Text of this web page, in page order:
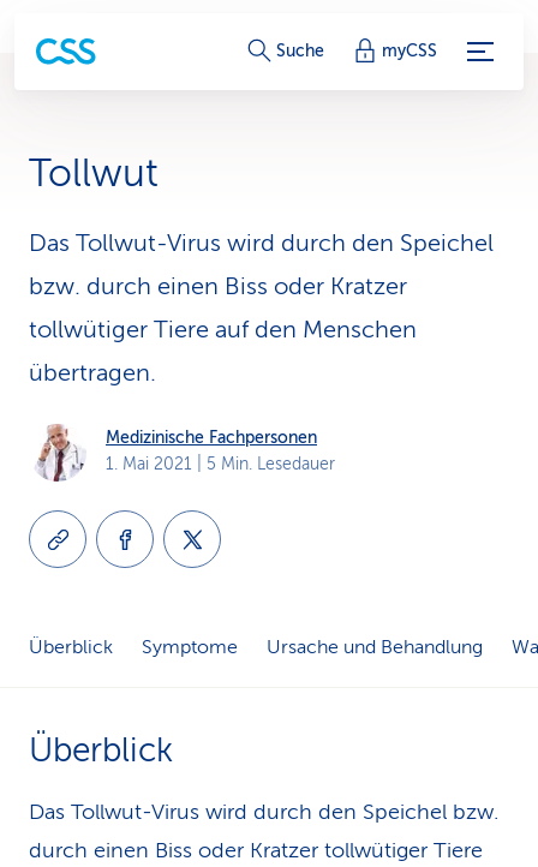
S
i
c
e
L
i
Suche myCSS
Tollwut
Das Tollwut-Virus wird durch den Speichel
bzw. durch einen Biss oder Kratzer
tollwütiger Tiere auf den Menschen
übertragen.
Medizinische Fachpersonen
1. Mai 2021 | 5 Min. Lesedauer
Überblick Symptome Ursache und Behandlung
Überblick
Das Tollwut-Virus wird durch den Speichel bzw.
durch einen Biss oder Kratzer tollwütiger Tiere